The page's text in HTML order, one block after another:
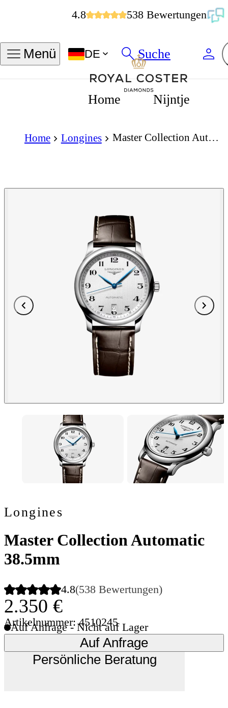
4.8 538 Bewertungen
Menü DE Suche
Home Nijntje
Home Longines Master Collection Automatic 38.5mm
Longines
Master Collection Automatic
38.5mm
4.8(538 Bewertungen)
2.350 €
Artikelnummer: 4510245
Auf Anfrage - Nicht auf Lager
Auf Anfrage
Persönliche Beratung